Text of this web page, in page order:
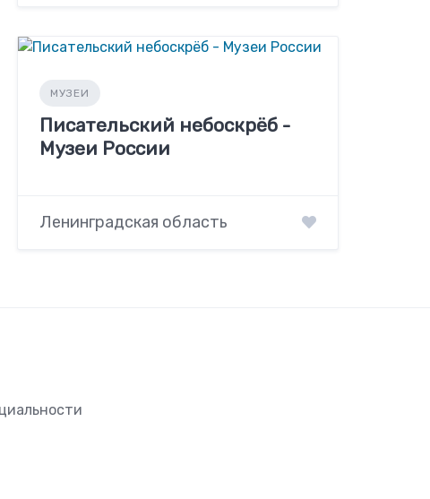
МУЗЕИ
Писательский небоскрёб -
Музеи России
Ленинградская область